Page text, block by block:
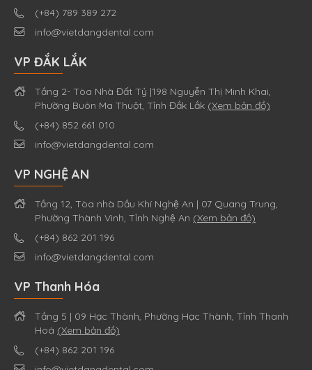
(+84) 789 389 272
info@vietdangdental.com
VP ĐẮK LẮK
Tầng 2- Tòa Nhà Đất Tỷ |198 Nguyễn Thị Minh Khai,
Phường Buôn Ma Thuột, Tỉnh Đắk Lắk (Xem bản đồ)
(+84) 852 661 010
info@vietdangdental.com
VP NGHỆ AN
Tầng 12, Tòa nhà Dầu Khí Nghệ An | 07 Quang Trung,
Phường Thành Vinh, Tỉnh Nghệ An (Xem bản đồ)
(+84) 862 201 196
info@vietdangdental.com
VP Thanh Hóa
Tầng 5 | 09 Hạc Thành, Phường Hạc Thành, Tỉnh Thanh
Hoá (Xem bản đồ)
(+84) 862 201 196